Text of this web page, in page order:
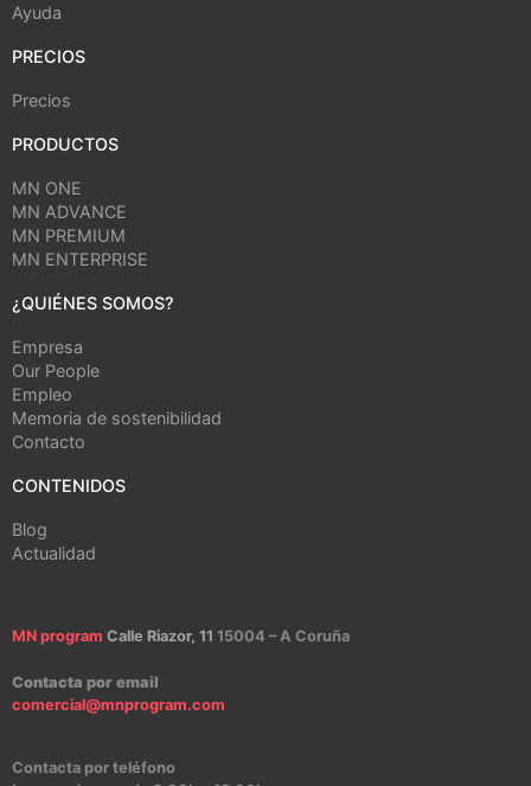
Ayuda
PRECIOS
Precios
PRODUCTOS
MN ONE
MN ADVANCE
MN PREMIUM
MN ENTERPRISE
¿QUIÉNES SOMOS?
Empresa
Our People
Empleo
Memoria de sostenibilidad
Contacto
CONTENIDOS
Blog
Actualidad
MN program Calle Riazor, 11 15004 – A Coruña
Contacta por email
comercial@mnprogram.com
Contacta por teléfono